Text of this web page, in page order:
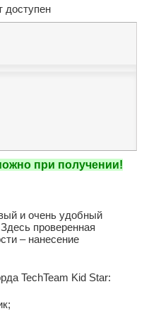
доступен
при получении!
и очень удобный
проверенная
– нанесение
TechTeam Kid Star: